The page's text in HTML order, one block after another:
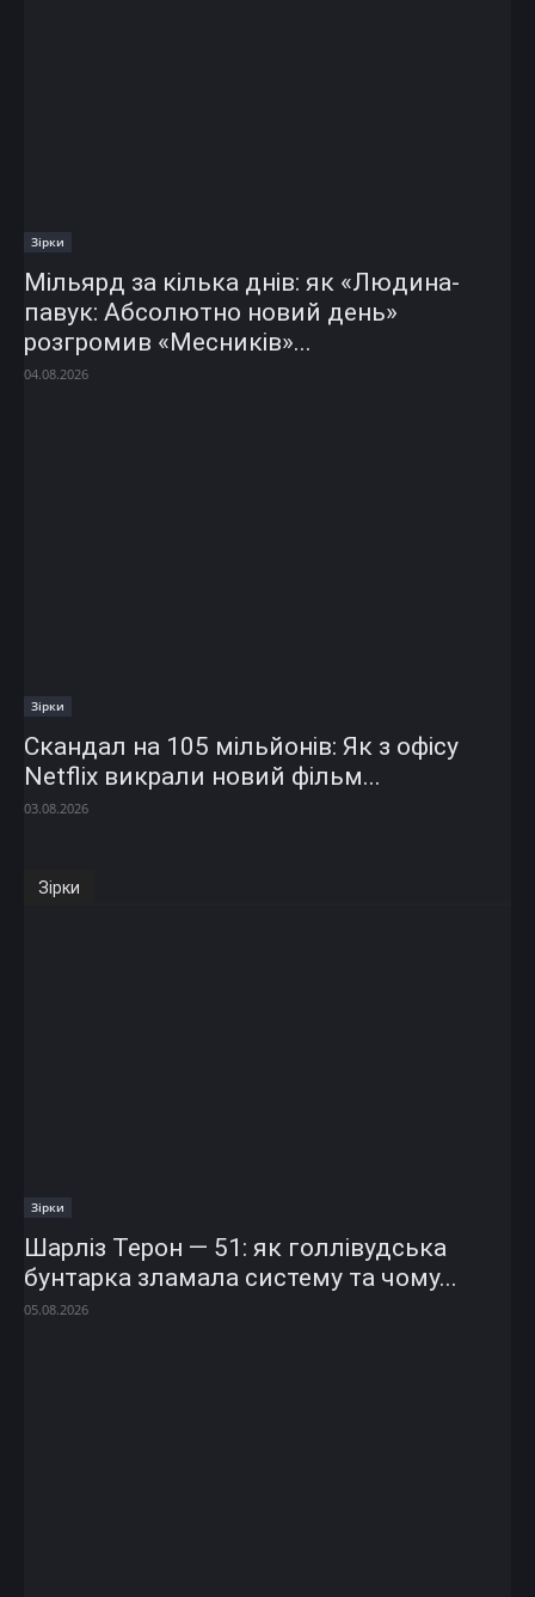
Зірки
Мільярд за кілька днів: як «Людина-
павук: Абсолютно новий день»
розгромив «Месників»...
04.08.2026
Зірки
Скандал на 105 мільйонів: Як з офісу
Netflix викрали новий фільм...
03.08.2026
Зірки
Зірки
Шарліз Терон — 51: як голлівудська
бунтарка зламала систему та чому...
05.08.2026